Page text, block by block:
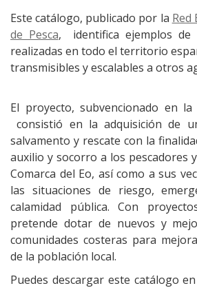
Este catálogo, publicado por la Red
de Pesca, identifica ejemplos de
realizadas en todo el territorio
transmisibles y escalables a otros
El proyecto, subvencionado en la
consistió en la adquisición de
salvamento y rescate con la
auxilio y socorro a los pescadores
Comarca del Eo, así como a sus
las situaciones de riesgo,
calamidad pública. Con
pretende dotar de nuevos y
comunidades costeras para
de la población local.
Puedes descargar este catálogo